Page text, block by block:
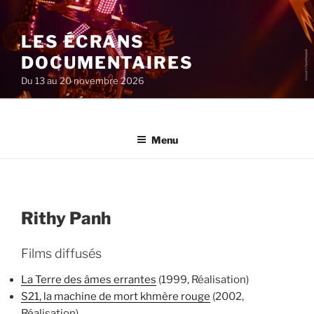
au
contenu
principal
LES ÉCRANS
DOCUMENTAIRES
Du 13 au 20 novembre 2026
Menu
Rithy Panh
Films diffusés
La Terre des âmes errantes (1999, Réalisation)
S21, la machine de mort khmère rouge (2002,